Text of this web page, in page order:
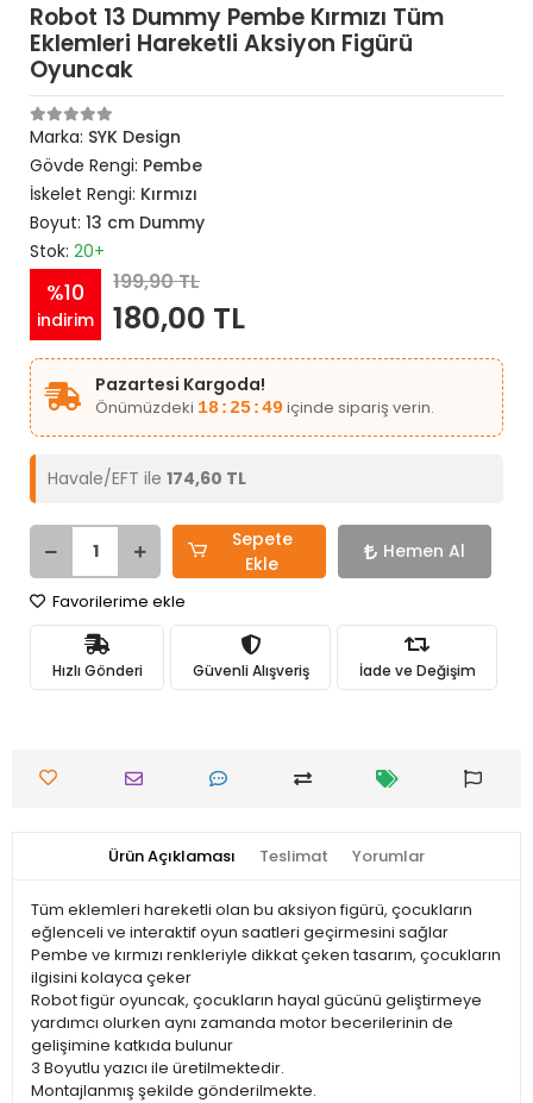
Robot 13 Dummy Pembe Kırmızı Tüm
Eklemleri Hareketli Aksiyon Figürü
Oyuncak
Marka: SYK Design
Gövde Rengi: Pembe
İskelet Rengi: Kırmızı
Boyut: 13 cm Dummy
Stok: 20+
%10
indirim
199,90 TL
180,00 TL
Pazartesi Kargoda!
Önümüzdeki 18:25:49 içinde sipariş verin.
Havale/EFT ile 174,60 TL
Sepete
Ekle
Hemen Al
Favorilerime ekle
Hızlı Gönderi Güvenli Alışveriş İade ve Değişim
Ürün Açıklaması Teslimat Yorumlar
Tüm eklemleri hareketli olan bu aksiyon figürü, çocukların
eğlenceli ve interaktif oyun saatleri geçirmesini sağlar
Pembe ve kırmızı renkleriyle dikkat çeken tasarım, çocukların
ilgisini kolayca çeker
Robot figür oyuncak, çocukların hayal gücünü geliştirmeye
yardımcı olurken aynı zamanda motor becerilerinin de
gelişimine katkıda bulunur
3 Boyutlu yazıcı ile üretilmektedir.
Montajlanmış şekilde gönderilmekte.